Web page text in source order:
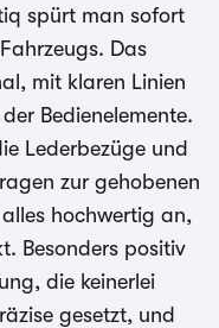
spürt man sofort
Das
mit klaren Linien
Bedienelemente.
Lederbezüge und
zur gehobenen
hochwertig an,
Besonders positiv
die keinerlei
gesetzt, und